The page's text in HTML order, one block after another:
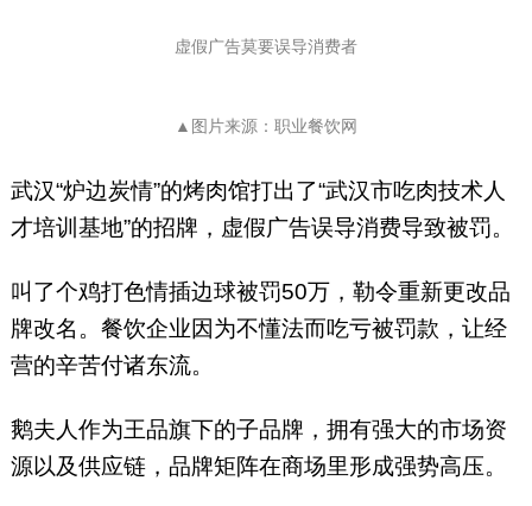
虚假广告莫要误导消费者
▲图片来源：职业餐饮网
武汉“炉边炭情”的烤肉馆打出了“武汉市吃肉技术人
才培训基地”的招牌，虚假广告误导消费导致被罚。
叫了个鸡打色情插边球被罚50万，勒令重新更改品
牌改名。餐饮企业因为不懂法而吃亏被罚款，让经
营的辛苦付诸东流。
鹅夫人作为王品旗下的子品牌，拥有强大的市场资
源以及供应链，品牌矩阵在商场里形成强势高压。